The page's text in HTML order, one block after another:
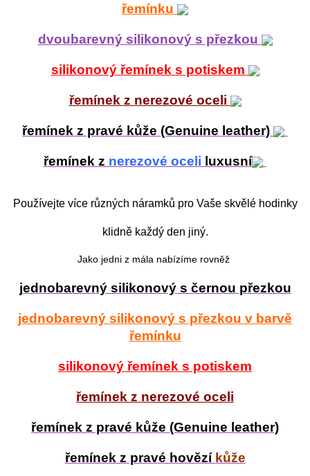
řemínku
dvoubarevný silikonový s přezkou
silikonový řemínek s potiskem
řemínek z nerezové oceli
řemínek z pravé kůže (Genuine leather)
řemínek z nerezové oceli luxusní
Používejte více různých náramků pro Vaše skvělé hodinky
klidně každý den jiný.
Jako jedni z mála nabízíme rovněž
jednobarevný silikonový s černou přezkou
jednobarevný silikonový s přezkou v barvě
řemínku
silikonový řemínek s potiskem
řemínek z nerezové oceli
řemínek z pravé kůže (Genuine leather)
řemínek z pravé hovězí kůže